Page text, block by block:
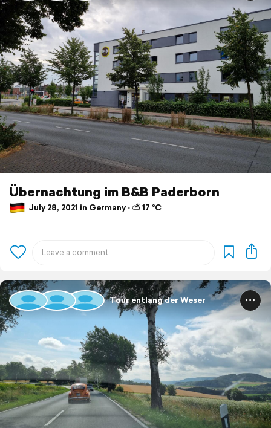
Übernachtung im B&B Paderborn
July 28, 2021 in Germany ⋅ ⛅ 17 °C
Tour entlang der Weser